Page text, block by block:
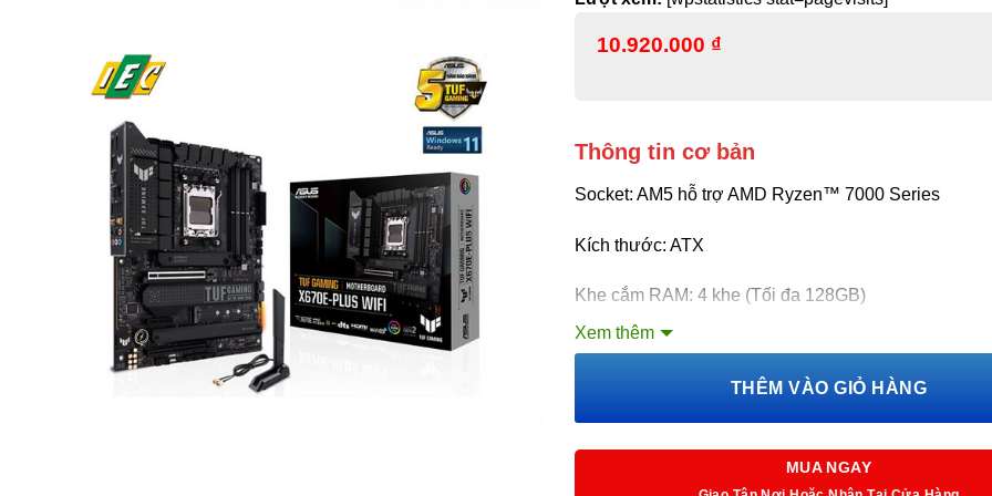
10.920.000 ₫
Thông tin cơ bản
Socket: AM5 hỗ trợ AMD Ryzen™ 7000 Series
Kích thước: ATX
Khe cắm RAM: 4 khe (Tối đa 128GB)
Khe cắm ổ cứng: 4 x M.2 slots and 4 x SATA 6Gb/s
Xem thêm
THÊM VÀO GIỎ HÀNG
MUA NGAY